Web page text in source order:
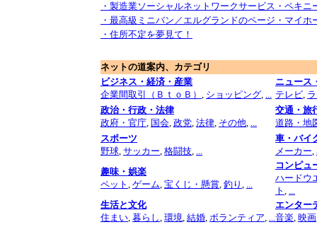
・製造業ソーシャルネットワークサービス ・ペキニ
・最高級ミニバン／エルグランドのページ ・マイ
・住所不定を夢見て！
ネットの道案内、カテゴリ
ビジネス・経済・産業
企業間取引（ＢｔｏＢ） , ショッピング, ...
ニュース
テレビ,
政治・行政・法律
政府・官庁, 国会, 政党, 法律, その他, ...
交通・旅
道路・地
スポーツ
野球, サッカー, 格闘技, ...
車・バイ
メーカー,
趣味・娯楽
ペット , ゲーム, 宝くじ・懸賞, 釣り , ...
コンピュ
ハードウ
ト , ...
生活と文化
住まい, 暮らし, 環境, 結婚, ボランティア, ...
エンター
音楽, 映画